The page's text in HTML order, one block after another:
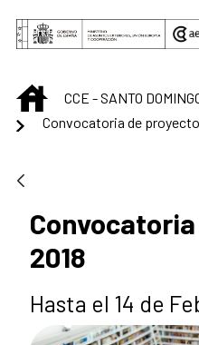
Saltar al contenido
INICIOCCE - SANTO
Convocatoria de
2018
Hasta el 14 de